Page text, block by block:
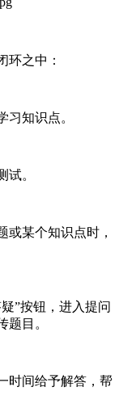
环之中：
习知识点。
试。
或某个知识点时，
”按钮，进入提问
题目。
时间给予解答，帮